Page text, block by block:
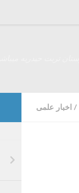
/ اخبار علمی